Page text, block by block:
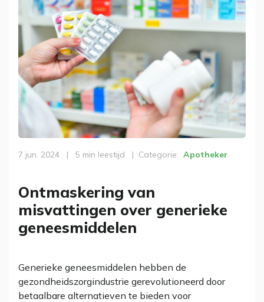
7 jun. 2024 | 5 min leestijd | Categorie Apotheker
Ontmaskering van
misvattingen over generieke
geneesmiddelen
Generieke geneesmiddelen hebben de
gezondheidszorgindustrie gerevolutioneerd door
betaalbare alternatieven te bieden voor